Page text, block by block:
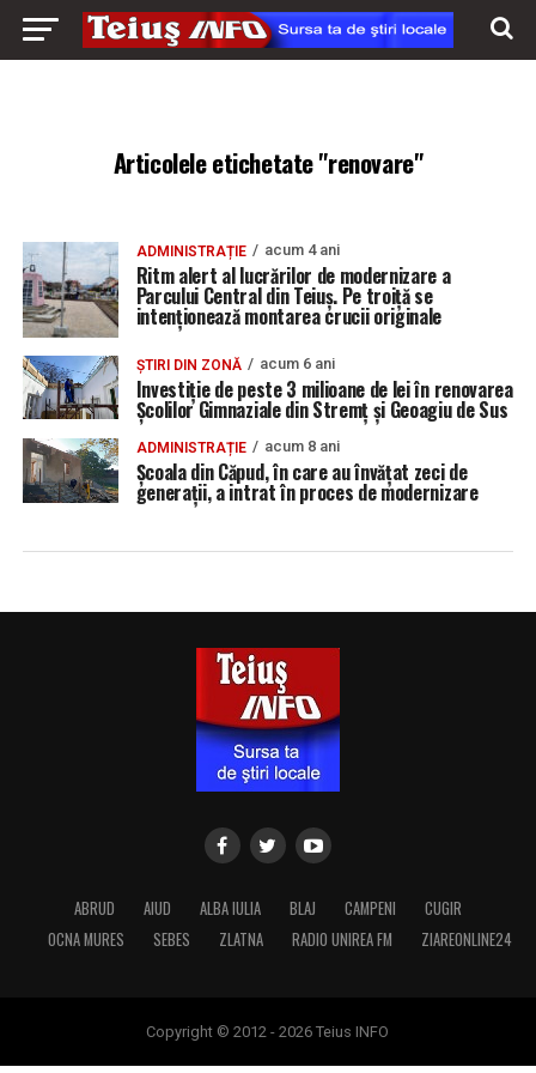
Articolele etichetate "renovare"
ADMINISTRAȚIE acum 4 ani
Ritm alert al lucrărilor de modernizare a
Parcului Central din Teiuș. Pe troiță se
intenționează montarea crucii originale
ȘTIRI DIN ZONĂ acum 6 ani
Investiție de peste 3 milioane de lei în renovarea
Școlilor Gimnaziale din Stremț și Geoagiu de Sus
ADMINISTRAȚIE acum 8 ani
Școala din Căpud, în care au învățat zeci de
generații, a intrat în proces de modernizare
ABRUD AIUD ALBA IULIA BLAJ CAMPENI
CUGIR
OCNA MURES
SEBES ZLATNA RADIO UNIREA FM ZIAREONLINE24
Copyright © 2012 - 2026 Teius INFO